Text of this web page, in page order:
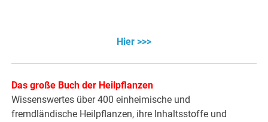
Hier >>>
Das große Buch der Heilpflanzen
Wissenswertes über 400 einheimische und
fremdländische Heilpflanzen, ihre Inhaltsstoffe und